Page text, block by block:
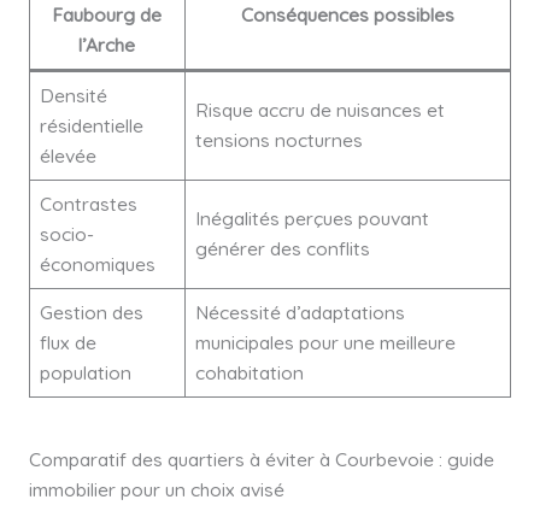
Faubourg de
l’Arche
Conséquences possibles
Densité
résidentielle
élevée
Risque accru de nuisances et
tensions nocturnes
Contrastes
socio-
économiques
Inégalités perçues pouvant
générer des conflits
Gestion des
flux de
population
Nécessité d’adaptations
municipales pour une meilleure
cohabitation
Comparatif des quartiers à éviter à Courbevoie : guide
immobilier pour un choix avisé